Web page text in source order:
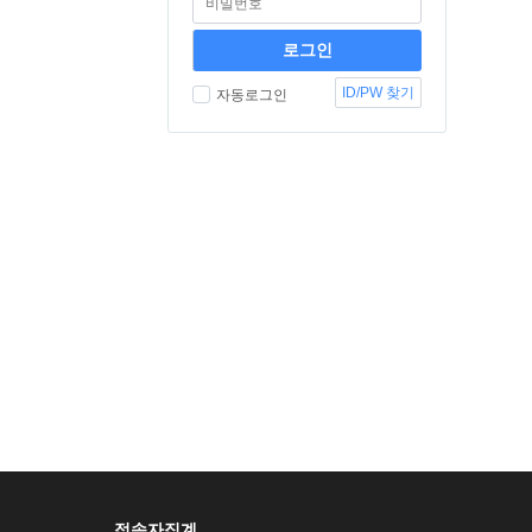
자동로그인 ID/PW 찾기